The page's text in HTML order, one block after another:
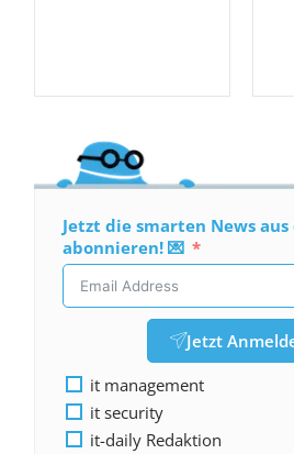
Jetzt die smarten News
abonnieren! 💌
Jetzt
it management
it security
it-daily Redaktion